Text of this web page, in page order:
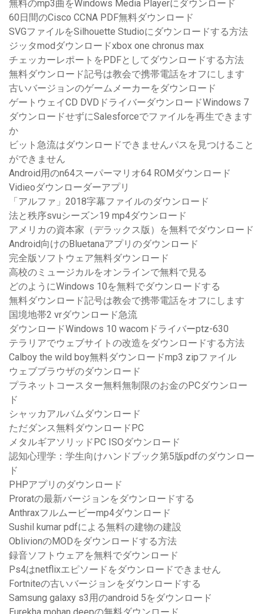
無料のmp3曲をWindows Media Playerにダウンロード
60日間のCisco CCNA PDF無料ダウンロード
SVGファイルをSilhouette Studioにダウンロードする方法
ジッタmodダウンロードxbox one chronus max
チェッカーレポートをPDFとしてダウンロードする方法
無料ダウンロード記号は教会で携帯電話をオフにします
古いバージョンのゲームメーカーをダウンロード
ゲートウェイCD DVDドライバーダウンロードWindows 7
ダウンロードせずにSalesforceでファイルを再生できます
か
ビット急流はダウンロードできませんパスを見つけること
ができません
Android用のn64スーパーマリオ64 ROMダウンロード
Vidieoダウンローダーアプリ
「アルファ」2018字幕ファイルのダウンロード
法と秩序svuシーズン19 mp4ダウンロード
アメリカの資本家（デラックス版）を無料でダウンロード
Android向けのBluetanaアプリのダウンロード
完全版ソフトウェア無料ダウンロード
高校のミュージカルをオンラインで無料で見る
どのようにWindows 10を無料でダウンロードする
無料ダウンロード記号は教会で携帯電話をオフにします
国境地帯2 vrダウンロード急流
ダウンロードWindows 10 wacomドライバーptz-630
テラリアでウェブサイトの改造をダウンロードする方法
Calboy the wild boy無料ダウンロードmp3 zipファイル
ウェブブラウザのダウンロード
プラネットコースター無料無制限のお金のPCダウンロー
ド
シャッカアルバムダウンロード
ただダンス無料ダウンロードPC
メタルギアソリッドPC ISOダウンロード
認知心理学：学生向けハンドブック第5版pdfのダウンロー
ド
PHPアプリのダウンロード
Proratの最新バージョンをダウンロードする
Anthraxフルムービーmp4ダウンロード
Sushil kumar pdfによる無料の建物の建設
OblivionのMODをダウンロードする方法
録音ソフトウェアを無料でダウンロード
Ps4はnetflixエピソードをダウンロードできません
Fortniteの古いバージョンをダウンロードする
Samsung galaxy s3用のandroid 5をダウンロード